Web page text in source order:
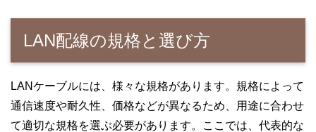
LAN配線の規格と選び方
LANケーブルには、様々な規格があります。規格によって
通信速度や耐久性、価格などが異なるため、用途に合わせ
て適切な規格を選ぶ必要があります。ここでは、代表的な